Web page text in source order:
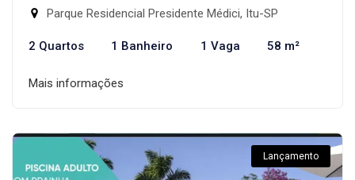
Parque Residencial Presidente Médici, Itu-SP
2 Quartos 1 Banheiro 1 Vaga 58 m²
Mais informações
Lançamento